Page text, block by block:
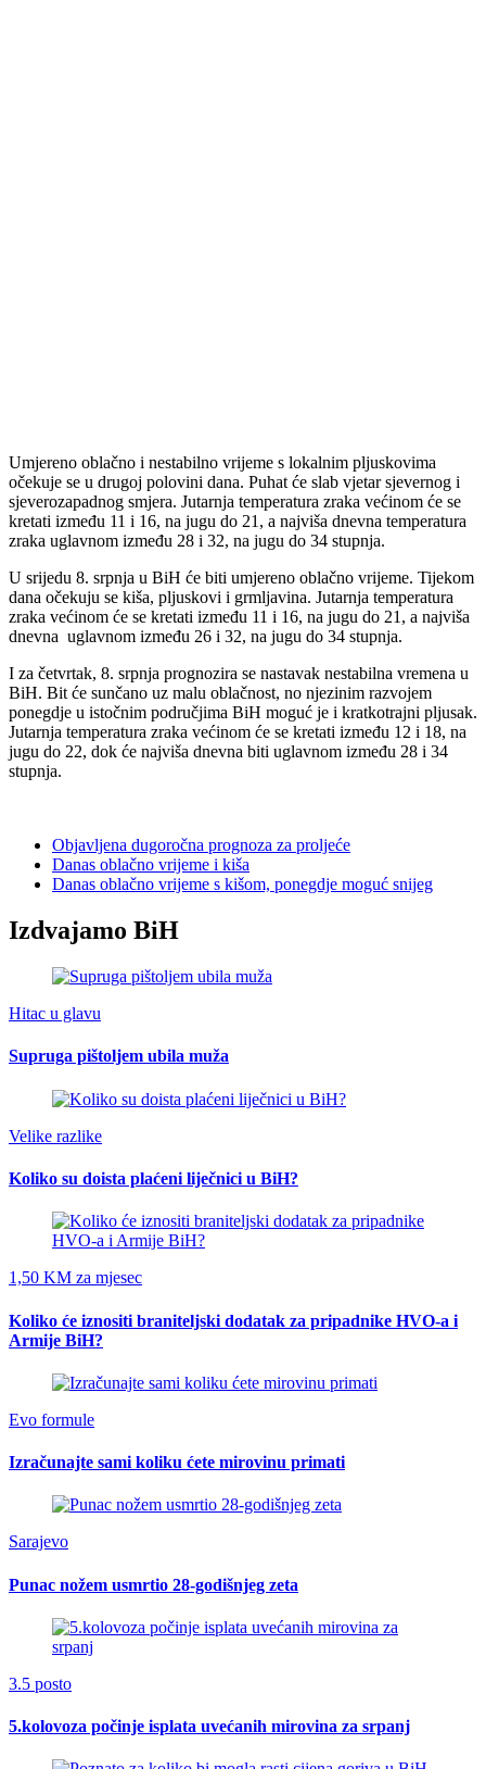
Umjereno oblačno i nestabilno vrijeme s lokalnim pljuskovima
očekuje se u drugoj polovini dana. Puhat će slab vjetar sjevernog i
sjeverozapadnog smjera. Jutarnja temperatura zraka većinom će se
kretati između 11 i 16, na jugu do 21, a najviša dnevna temperatura
zraka uglavnom između 28 i 32, na jugu do 34 stupnja.
U srijedu 8. srpnja u BiH će biti umjereno oblačno vrijeme. Tijekom
dana očekuju se kiša, pljuskovi i grmljavina. Jutarnja temperatura
zraka većinom će se kretati između 11 i 16, na jugu do 21, a najviša
dnevna uglavnom između 26 i 32, na jugu do 34 stupnja.
I za četvrtak, 8. srpnja prognozira se nastavak nestabilna vremena u
BiH. Bit će sunčano uz malu oblačnost, no njezinim razvojem
ponegdje u istočnim područjima BiH moguć je i kratkotrajni pljusak.
Jutarnja temperatura zraka većinom će se kretati između 12 i 18, na
jugu do 22, dok će najviša dnevna biti uglavnom između 28 i 34
stupnja.
Objavljena dugoročna prognoza za proljeće
Danas oblačno vrijeme i kiša
Danas oblačno vrijeme s kišom, ponegdje moguć snijeg
Izdvajamo BiH
Hitac u glavu
Supruga pištoljem ubila muža
Velike razlike
Koliko su doista plaćeni liječnici u BiH?
1,50 KM za mjesec
Koliko će iznositi braniteljski dodatak za pripadnike HVO-a i
Armije BiH?
Evo formule
Izračunajte sami koliku ćete mirovinu primati
Sarajevo
Punac nožem usmrtio 28-godišnjeg zeta
3.5 posto
5.kolovoza počinje isplata uvećanih mirovina za srpanj